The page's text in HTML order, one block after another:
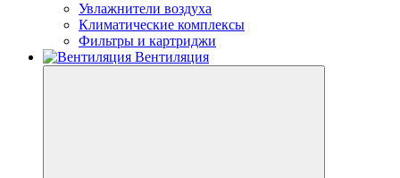
Увлажнители воздуха
Климатические комплексы
Фильтры и картриджи
Вентиляция